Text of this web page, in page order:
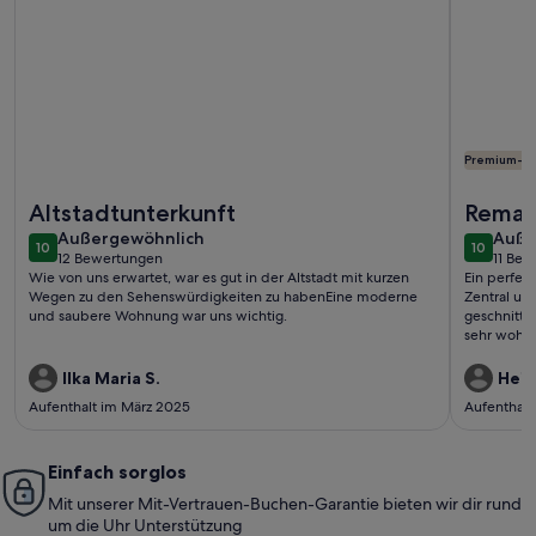
Altstadtunterkunft
1010 von 10
Außergewöhnlich
außergewöhnlich
12 Bewertungen
(12
bewertungen)
Wie von uns erwartet, war es gut in der Altstadt mit kurzen
Wegen zu den Sehenswürdigkeiten zu habenEine moderne
und saubere Wohnung war uns wichtig.
Ilka Maria S.
Aufenthalt im März 2025
Premium-
1010 von
11
(11
Ein
Zentral
sehr wohl
tolle Tips
Dank
Aufenthalt
Einfach sorglos
Mit unserer Mit-Vertrauen-Buchen-Garantie bieten wir dir rund
um die Uhr Unterstützung